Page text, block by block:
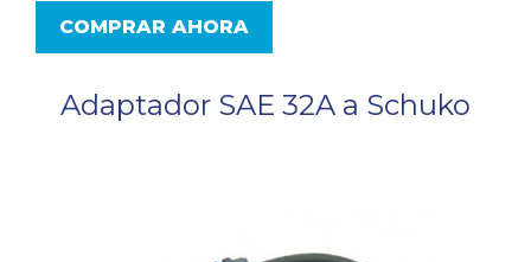
COMPRAR AHORA
Adaptador SAE 32A a Schuko